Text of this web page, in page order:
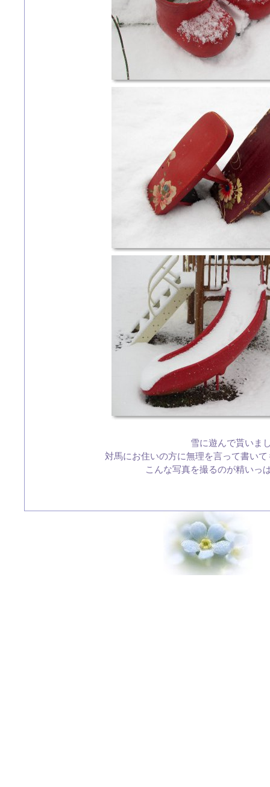
雪に遊んで貰いま
対馬にお住いの方に無理を言って書い
こんな写真を撮るのが精いっ